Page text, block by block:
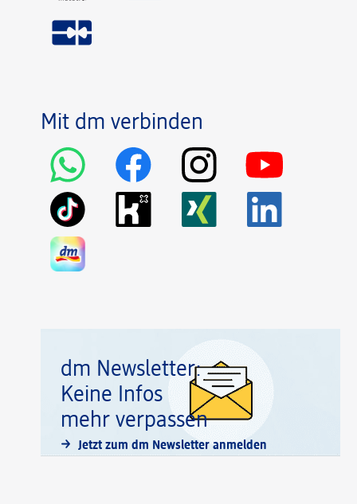
Mit dm verbinden
dm Newsletter:
Keine Infos
mehr verpassen
Jetzt zum dm Newsletter anmelden